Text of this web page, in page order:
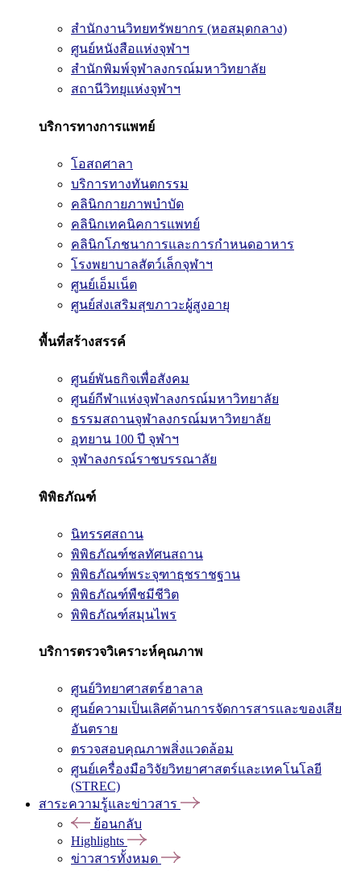
สำนักงานวิทยทรัพยากร (หอสมุดกลาง)
ศูนย์หนังสือแห่งจุฬาฯ
สำนักพิมพ์จุฬาลงกรณ์มหาวิทยาลัย
สถานีวิทยุแห่งจุฬาฯ
บริการทางการแพทย์
โอสถศาลา
บริการทางทันตกรรม
คลินิกกายภาพบำบัด
คลินิกเทคนิคการแพทย์
คลินิกโภชนาการและการกำหนดอาหาร
โรงพยาบาลสัตว์เล็กจุฬาฯ
ศูนย์เอ็มเน็ต
ศูนย์ส่งเสริมสุขภาวะผู้สูงอายุ
พื้นที่สร้างสรรค์
ศูนย์พันธกิจเพื่อสังคม
ศูนย์กีฬาแห่งจุฬาลงกรณ์มหาวิทยาลัย
ธรรมสถานจุฬาลงกรณ์มหาวิทยาลัย
อุทยาน 100 ปี จุฬาฯ
จุฬาลงกรณ์ราชบรรณาลัย
พิพิธภัณฑ์
นิทรรศสถาน
พิพิธภัณฑ์ชลทัศนสถาน
พิพิธภัณฑ์พระจุฑาธุชราชฐาน
พิพิธภัณฑ์พืชมีชีวิต
พิพิธภัณฑ์สมุนไพร
บริการตรวจวิเคราะห์คุณภาพ
ศูนย์วิทยาศาสตร์ฮาลาล
ศูนย์ความเป็นเลิศด้านการจัดการสารและของเสีย
อันตราย
ตรวจสอบคุณภาพสิ่งแวดล้อม
ศูนย์เครื่องมือวิจัยวิทยาศาสตร์และเทคโนโลยี
(STREC)
สาระความรู้และข่าวสาร
ย้อนกลับ
Highlights
ข่าวสารทั้งหมด